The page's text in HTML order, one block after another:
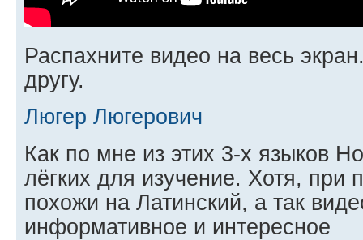
Распахните видео на весь
другу.
Люгер Люгерович
Как по мне из этих 3-х языков
лёгких для изучение. Хотя, при
похожи на Латинский, а так
информативное и интересное